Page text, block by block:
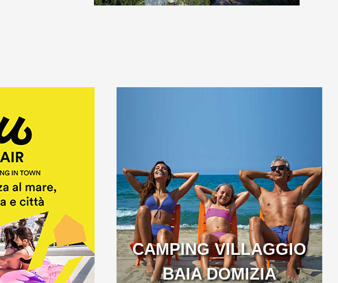
CAMPING VILLAGGIO
BAIA DOMIZIA